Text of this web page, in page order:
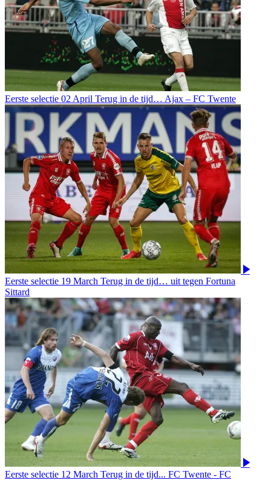
Eerste selectie 02 April Terug in de tijd… Ajax – FC Twente
Eerste selectie 19 March Terug in de tijd… uit tegen Fortuna
Sittard
Eerste selectie 12 March Terug in de tijd... FC Twente - FC